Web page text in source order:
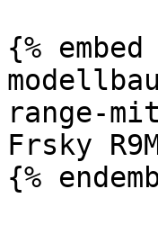
{%
range-
Frsky
{%